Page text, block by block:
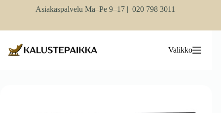
Asiakaspalvelu Ma–Pe 9–17 | 020 798 3011
Valikko